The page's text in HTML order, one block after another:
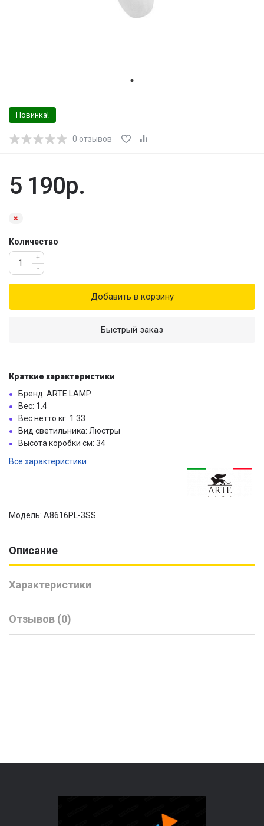
Новинка!
0 отзывов
5 190р.
Количество
+
-
Добавить в корзину
Быстрый заказ
Краткие характеристики
Бренд: ARTE LAMP
Вес: 1.4
Вес нетто кг: 1.33
Вид светильника: Люстры
Высота коробки см: 34
Все характеристики
Модель: A8616PL-3SS
Описание
Характеристики
Отзывов (0)